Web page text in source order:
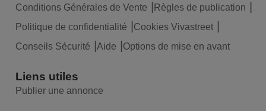
Conditions Générales de Vente
Règles de publication
Politique de confidentialité
Cookies Vivastreet
Conseils Sécurité
Aide Options de mise en avant
Liens utiles
Publier une annonce